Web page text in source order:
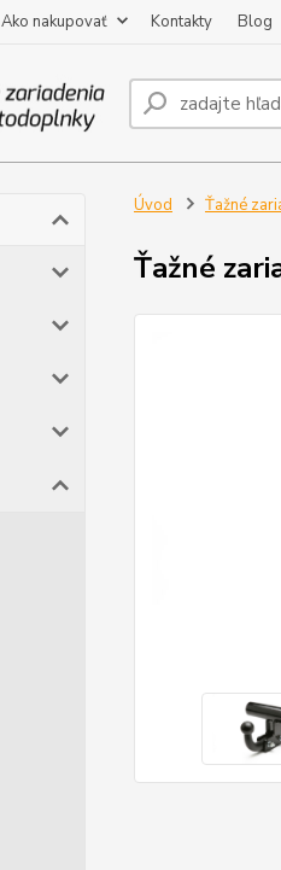
Ako nakupovať Kontakty Blog
Úvod Ťažné
Ťažné